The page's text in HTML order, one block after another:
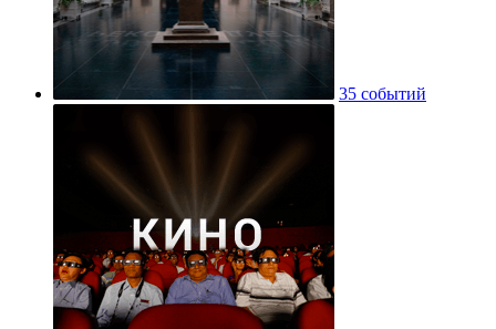
35 событий